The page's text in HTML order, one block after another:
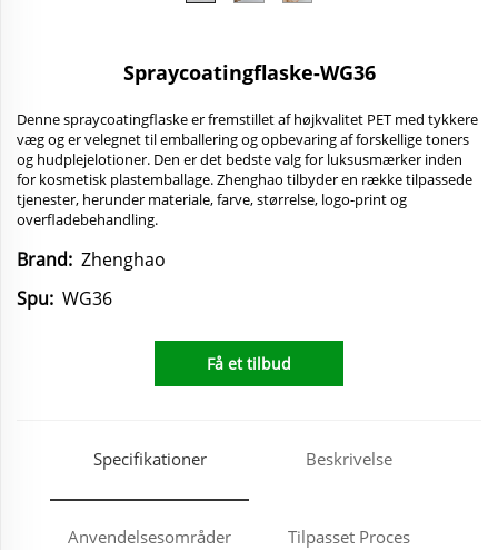
Spraycoatingflaske-WG36
Denne spraycoatingflaske er fremstillet af højkvalitet PET med tykkere
væg og er velegnet til emballering og opbevaring af forskellige toners
og hudplejelotioner. Den er det bedste valg for luksusmærker inden
for kosmetisk plastemballage. Zhenghao tilbyder en række tilpassede
tjenester, herunder materiale, farve, størrelse, logo-print og
overfladebehandling.
Brand: Zhenghao
Spu: WG36
Få et tilbud
Specifikationer Beskrivelse
Anvendelsesområder Tilpasset Proces